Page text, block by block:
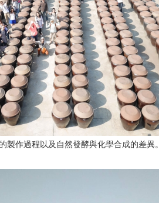
製作過程以及自然發酵與化學合成的差異。